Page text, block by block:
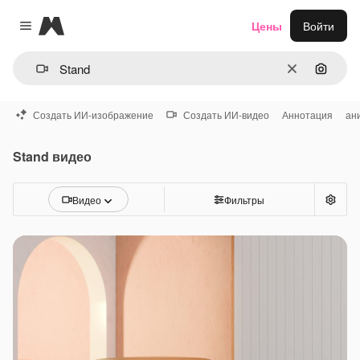
Close menu
Magnific
ОчиститьПоиск
Цены Войти
Создать ИИ-изображение Создать ИИ-видео Аннотация
Stand видео
Видео Фильтры